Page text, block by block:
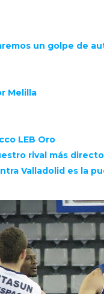
un golpe de
Melilla
LEB Oro
rival más
Valladolid es la